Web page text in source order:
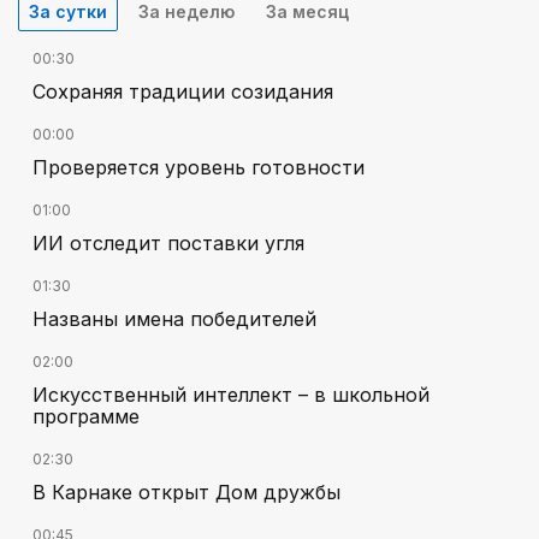
За сутки За неделю За месяц
00:30
Сохраняя традиции созидания
00:00
Проверяется уровень готовности
01:00
ИИ отследит поставки угля
01:30
Названы имена победителей
02:00
Искусственный интеллект – в школьной
программе
02:30
В Карнаке открыт Дом дружбы
00:45